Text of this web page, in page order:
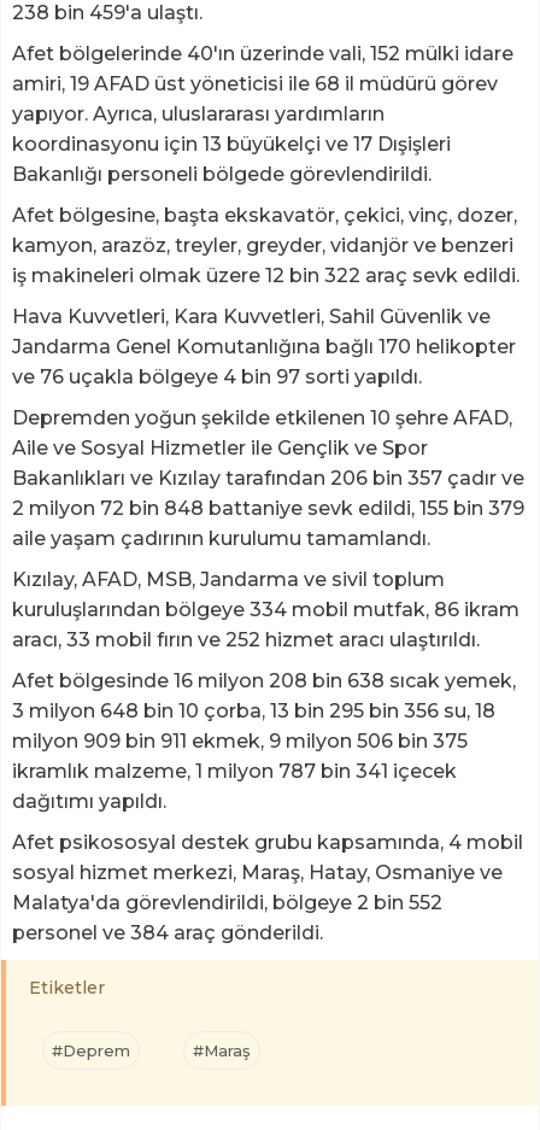
238 bin 459'a ulaştı.
Afet bölgelerinde 40'ın üzerinde vali, 152 mülki idare
amiri, 19 AFAD üst yöneticisi ile 68 il müdürü görev
yapıyor. Ayrıca, uluslararası yardımların
koordinasyonu için 13 büyükelçi ve 17 Dışişleri
Bakanlığı personeli bölgede görevlendirildi.
Afet bölgesine, başta ekskavatör, çekici, vinç, dozer,
kamyon, arazöz, treyler, greyder, vidanjör ve benzeri
iş makineleri olmak üzere 12 bin 322 araç sevk edildi.
Hava Kuvvetleri, Kara Kuvvetleri, Sahil Güvenlik ve
Jandarma Genel Komutanlığına bağlı 170 helikopter
ve 76 uçakla bölgeye 4 bin 97 sorti yapıldı.
Depremden yoğun şekilde etkilenen 10 şehre AFAD,
Aile ve Sosyal Hizmetler ile Gençlik ve Spor
Bakanlıkları ve Kızılay tarafından 206 bin 357 çadır ve
2 milyon 72 bin 848 battaniye sevk edildi, 155 bin 379
aile yaşam çadırının kurulumu tamamlandı.
Kızılay, AFAD, MSB, Jandarma ve sivil toplum
kuruluşlarından bölgeye 334 mobil mutfak, 86 ikram
aracı, 33 mobil fırın ve 252 hizmet aracı ulaştırıldı.
Afet bölgesinde 16 milyon 208 bin 638 sıcak yemek,
3 milyon 648 bin 10 çorba, 13 bin 295 bin 356 su, 18
milyon 909 bin 911 ekmek, 9 milyon 506 bin 375
ikramlık malzeme, 1 milyon 787 bin 341 içecek
dağıtımı yapıldı.
Afet psikososyal destek grubu kapsamında, 4 mobil
sosyal hizmet merkezi, Maraş, Hatay, Osmaniye ve
Malatya'da görevlendirildi, bölgeye 2 bin 552
personel ve 384 araç gönderildi.
Etiketler
#Deprem #Maraş